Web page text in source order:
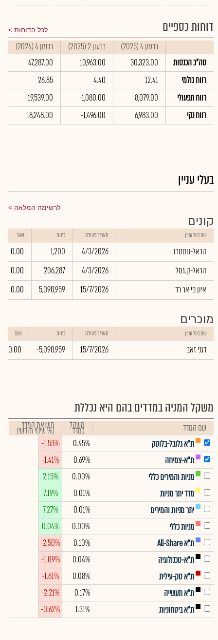
דוחות כספיים לכל הדוחות
רבעון 4 (2025) רבעון 2 (2025) רבעון 4 (2024)
סה"כ הכנסות
30,323.00
10,963.00
47,287.00
רווח גולמי
12.41
4.40
26.85
רווח תפעולי
8,079.00
-1,080.00
19,539.00
רווח נקי
6,983.00
-1,496.00
18,248.00
בעלי עניין
לרשימה המלאה
קונים
שם בעל עניין תאריך פעולה כמות שער
הראל-נוסטרו 4/3/2026
1,200
0.00
הראל-ק.גמל
4/3/2026
206,287
0.00
איון פי אר רד
15/7/2026
5,090,959
0.00
מוכרים
שם בעל עניין תאריך פעולה כמות שער
דגני זאב 15/7/2026
-5,090,959
0.00
משקל המניה במדדים בהם היא נכללת
שם המדד משקל
במדד תשואת המדד
(% שינוי חודשי)
ת"א גלובל-בלוטק
0.45%
-1.53%
ת"א-צמיחה
0.69%
-1.41%
מניות והמירים כללי
0.00%
2.15%
מדד יתר מניות
0.01%
7.19%
יתר מניות והמירים
0.01%
7.27%
מניות כללי
0.00%
0.04%
ת"א All-Share
0.10%
-2.50%
ת"א-טכנולוגיה
0.04%
-1.09%
ת"א טק-עילית
0.08%
-1.61%
ת"א תעשייה
0.17%
-2.21%
ת"א ביטחוניות
1.31%
-0.62%